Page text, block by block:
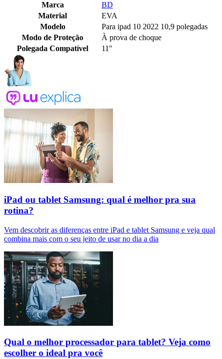
Marca
BD
Material
EVA
Modelo
Para ipad 10 2022 10,9 polegadas
Modo de Proteção
À prova de choque
Polegada Compatível
11"
iPad ou tablet Samsung: qual é melhor pra sua
rotina?
Vem descobrir as diferenças entre iPad e tablet Samsung e veja qual
combina mais com o seu jeito de usar no dia a dia
Qual o melhor processador para tablet? Veja como
escolher o ideal pra você